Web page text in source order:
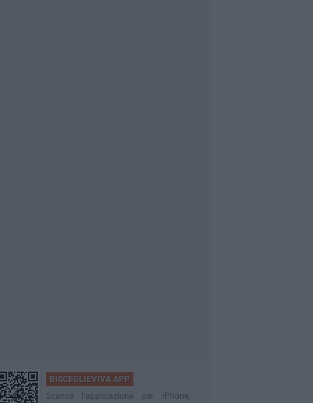
BISCEGLIEVIVA APP
Scarica l'applicazione per iPhone,